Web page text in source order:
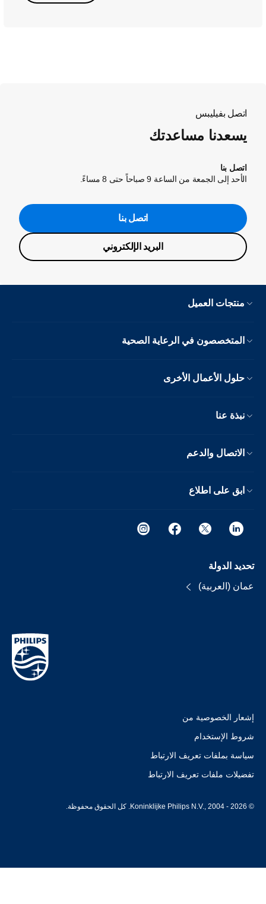
اتصل بفيليبس
يسعدنا مساعدتك
اتصل بنا
الأحد إلى الجمعة من الساعة 9 صباحاً حتى 8 مساءً.
اتصل بنا
البريد الإلكتروني
منتجات العميل
المتخصصون في الرعاية الصحية
حلول الأعمال الأخرى
نبذة عنا
الاتصال والدعم
ابق على اطلاع
تحديد الدولة
عمان (العربية)
إشعار الخصوصية من
شروط الإستخدام
سياسة بملفات تعريف الارتباط
تفضيلات ملفات تعريف الارتباط
© Koninklijke Philips N.V., 2004 - 2026. كل الحقوق محفوظة.